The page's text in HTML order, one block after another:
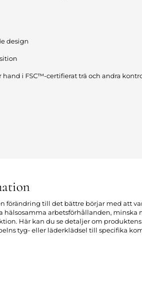
design
hand i FSC™-certifierat trä och andra
förändring till det bättre börjar med att
hälsosamma arbetsförhållanden, minska
Här kan du se detaljer om
tyg- eller läderklädsel till specifika